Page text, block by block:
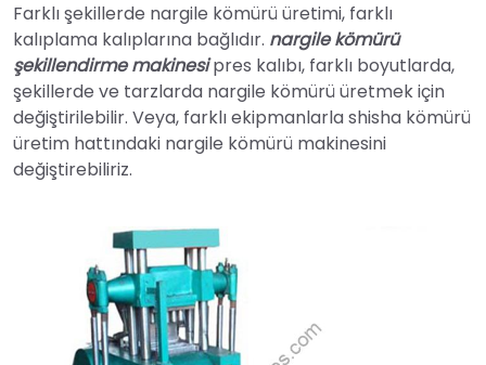
Farklı şekillerde nargile kömürü üretimi, farklı
kalıplama kalıplarına bağlıdır. nargile kömürü
şekillendirme makinesipres kalıbı, farklı boyutlarda,
şekillerde ve tarzlarda nargile kömürü üretmek için
değiştirilebilir. Veya, farklı ekipmanlarla shisha kömürü
üretim hattındaki nargile kömürü makinesini
değiştirebiliriz.